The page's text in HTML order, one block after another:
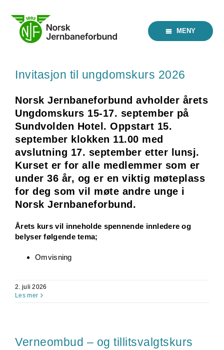
content
MENY
Invitasjon til ungdomskurs 2026
Norsk Jernbaneforbund avholder årets
Ungdomskurs 15-17. september på
Sundvolden Hotel. Oppstart 15.
september klokken 11.00 med
avslutning 17. september etter lunsj.
Kurset er for alle medlemmer som er
under 36 år, og er en viktig møteplass
for deg som vil møte andre unge i
Norsk Jernbaneforbund.
Årets kurs vil inneholde spennende innledere og
belyser følgende tema;
Omvisning
2. juli 2026
Les mer
Verneombud – og tillitsvalgtskurs